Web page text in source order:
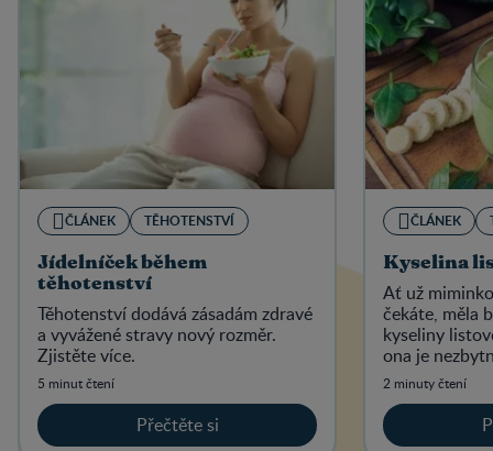
ČLÁNEK TĚHOTENSTVÍ
Jídelníček během
těhotenství
Těhotenství dodává zásadám zdravé
a vyvážené stravy nový rozměr.
Zjistěte více.
5 minut čtení
Přečtěte si
ČLÁNEK
Kyselina
Ať už
čekáte, měla
kyseliny
ona je
vývoj plodu.
2 minuty čtení